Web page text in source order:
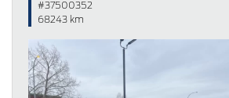
#37500352
68243 km